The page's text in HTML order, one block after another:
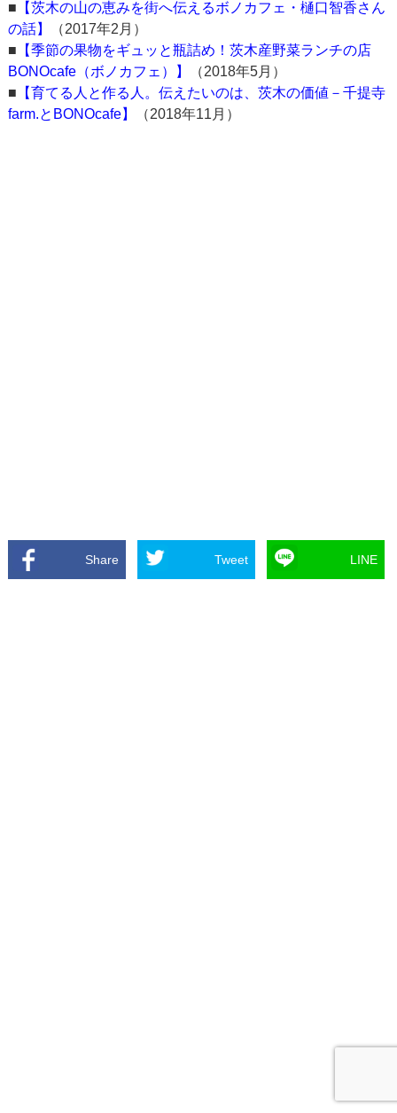
■ 【茨木の山の恵みを街へ伝えるボノカフェ・樋口智香さん
の話】
（2017年2月）
■ 【季節の果物をギュッと瓶詰め！茨木産野菜ランチの店
BONOcafe（ボノカフェ）】
（2018年5月）
■ 【育てる人と作る人。伝えたいのは、茨木の価値－千提寺
farm.とBONOcafe】
（2018年11月）
Share Tweet LINE